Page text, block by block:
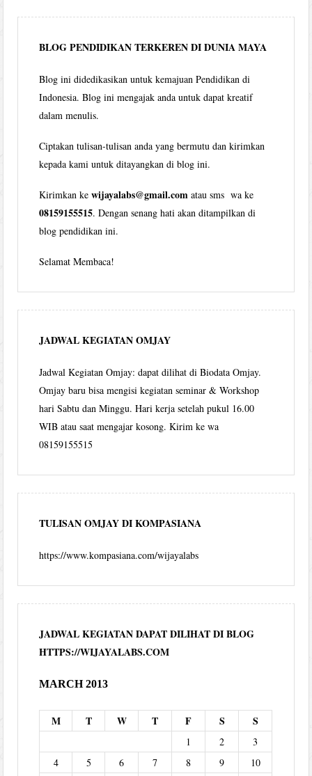
bulan
BLOG PENDIDIKAN TERKEREN DI DUNIA MAYA
Blog ini didedikasikan untuk kemajuan Pendidikan di
Indonesia. Blog ini mengajak anda untuk dapat kreatif
dalam menulis.
Ciptakan tulisan-tulisan anda yang bermutu dan kirimkan
kepada kami untuk ditayangkan di blog ini.
Kirimkan kewijayalabs@gmail.com atau sms wa ke
08159155515. Dengan senang hati akan ditampilkan di
blog pendidikan ini.
Selamat Membaca!
JADWAL KEGIATAN OMJAY
Jadwal Kegiatan Omjay: dapat dilihat di Biodata Omjay.
Omjay baru bisa mengisi kegiatan seminar & Workshop
hari Sabtu dan Minggu. Hari kerja setelah pukul 16.00
WIB atau saat mengajar kosong. Kirim ke wa
08159155515
TULISAN OMJAY DI KOMPASIANA
https://www.kompasiana.com/wijayalabs
JADWAL KEGIATAN DAPAT DILIHAT DI BLOG
HTTPS://WIJAYALABS.COM
MARCH 2013
M T W T F S S
1 2
3
4
5 6 7 8 9
10